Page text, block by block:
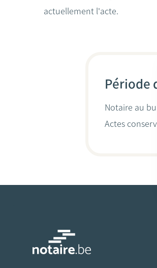
actuellement l'acte.
Période
Notaire au
Actes